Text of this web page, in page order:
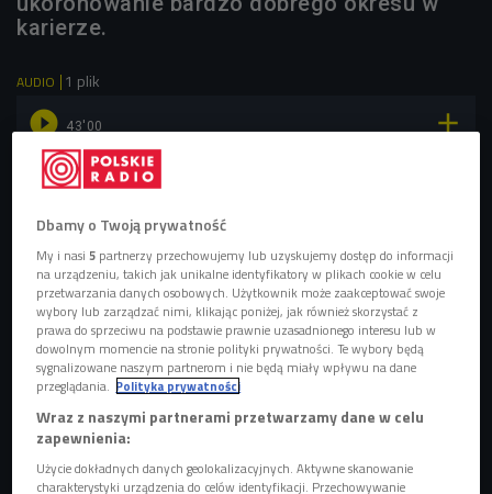
karierze.
AUDIO 1 plik
 43'00 
Płyta "Slava! Pieśni Słowian Wschodnich" to druga część
tryptyku, który Percival ukończy w 2016 roku
Dbamy o Twoją prywatność
My i nasi5 partnerzy przechowujemy lub uzyskujemy dostęp do informacji
na urządzeniu, takich jak unikalne identyfikatory w plikach cookie w celu
przetwarzania danych osobowych. Użytkownik może zaakceptować swoje
wybory lub zarządzać nimi, klikając poniżej, jak również skorzystać z
prawa do sprzeciwu na podstawie prawnie uzasadnionego interesu lub w
dowolnym momencie na stronie polityki prywatności. Te wybory będą
sygnalizowane naszym partnerom i nie będą miały wpływu na dane
przeglądania. Polityka prywatności
Wraz z naszymi partnerami przetwarzamy dane w celu
zapewnienia:
Użycie dokładnych danych geolokalizacyjnych. Aktywne skanowanie
charakterystyki urządzenia do celów identyfikacji. Przechowywanie